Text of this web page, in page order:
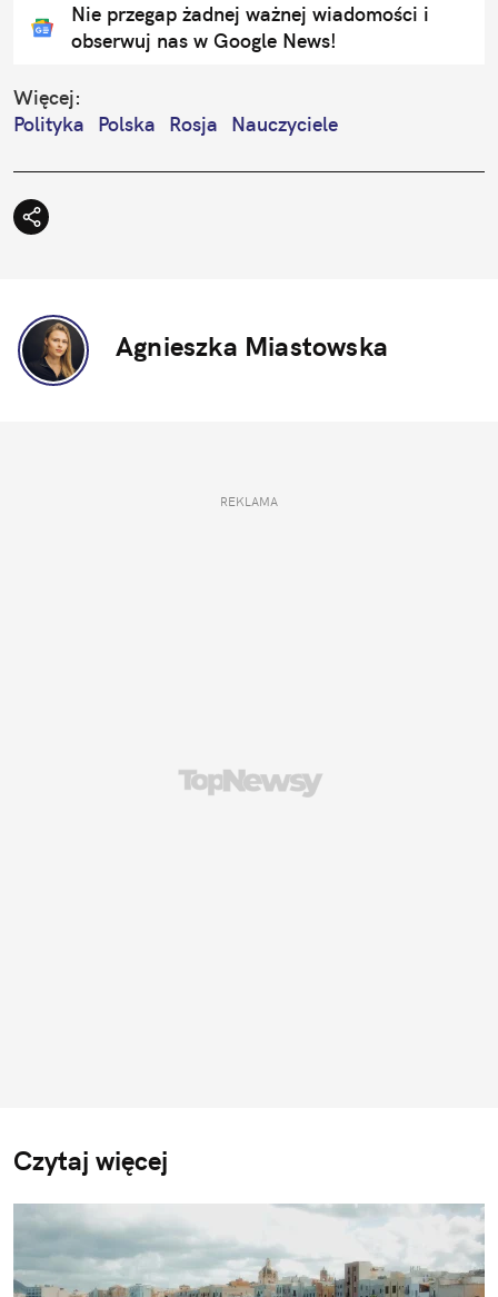
Nie przegap żadnej ważnej wiadomości i
obserwuj nas w Google News!
Więcej:
Polityka
Polska Rosja Nauczyciele
Agnieszka Miastowska
REKLAMA
Czytaj więcej